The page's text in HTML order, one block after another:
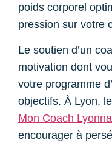
poids corporel
pression sur votre
Le soutien d’un
motivation dont
votre programme
objectifs. À Lyon,
Mon Coach
encourager à